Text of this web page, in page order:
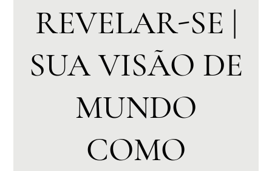
REVELAR-SE |
SUA VISÃO DE
MUNDO
COMO